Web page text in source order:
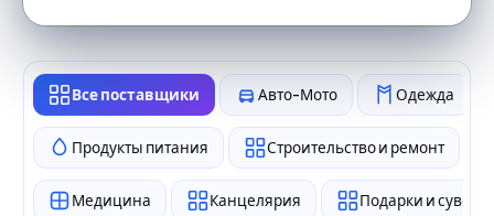
Все поставщики Авто-Мото Одежда
Продукты питания Строительство и ремонт
Медицина Канцелярия Подарки и